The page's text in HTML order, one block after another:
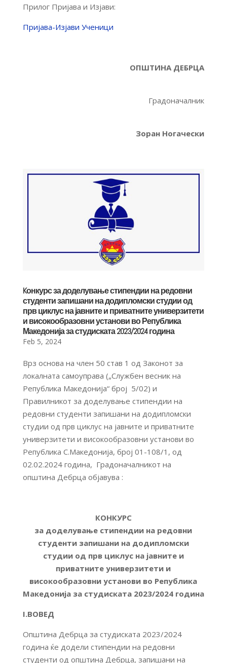
Прилог Пријава и Изјави:
Пријава-Изјави Ученици
ОПШТИНА ДЕБРЦА
Градоначалник
Зоран Ногачески
Kонкурс за доделување стипендии на редовни
студенти запишани на додипломски студии од
прв циклус на јавните и приватните универзитети
и високообразовни установи во Република
Македонија за студиската 2023/2024 година
Feb 5, 2024
Врз основа на член 50 став 1 од Законот за
локалната самоуправа („Службен весник на
Република Македонија“ број 5/02) и
Правилникот за доделување стипендии на
редовни студенти запишани на додипломски
студии од прв циклус на јавните и приватните
универзитети и високообразовни установи во
Република С.Македонија, број 01-108/1, од
02.02.2024 година, Градоначалникот на
општина Дебрца објавува :
КОНКУРС
за доделување стипендии на редовни
студенти запишани на додипломски
студии од прв циклус на јавните и
приватните универзитети и
високообразовни установи во Република
Македонија за студиската 2023/2024година
I.ВОВЕД
Општина Дебрца за студиската 2023/2024
година ќе додели стипендии на редовни
студенти од општина Дебрца, запишани на